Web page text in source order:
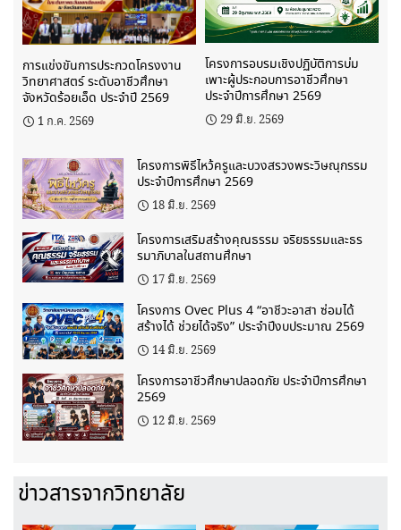
การแข่งขันการประกวดโครงงาน
วิทยาศาสตร์ ระดับอาชีวศึกษา
จังหวัดร้อยเอ็ด ประจำปี 2569
1 ก.ค. 2569
โครงการอบรมเชิงปฏิบัติการบ่ม
เพาะผู้ประกอบการอาชีวศึกษา
ประจำปีการศึกษา 2569
29 มิ.ย. 2569
โครงการพิธีไหว้ครูและบวงสรวงพระวิษณุกรรม
ประจำปีการศึกษา 2569
18 มิ.ย. 2569
โครงการเสริมสร้างคุณธรรม จริยธรรมและธร
รมาภิบาลในสถานศึกษา
17 มิ.ย. 2569
โครงการ Ovec Plus 4 “อาชีวะอาสา ซ่อมได้
สร้างได้ ช่วยได้จริง” ประจำปีงบประมาณ 2569
14 มิ.ย. 2569
โครงการอาชีวศึกษาปลอดภัย ประจำปีการศึกษา
2569
12 มิ.ย. 2569
ข่าวสารจากวิทยาลัย